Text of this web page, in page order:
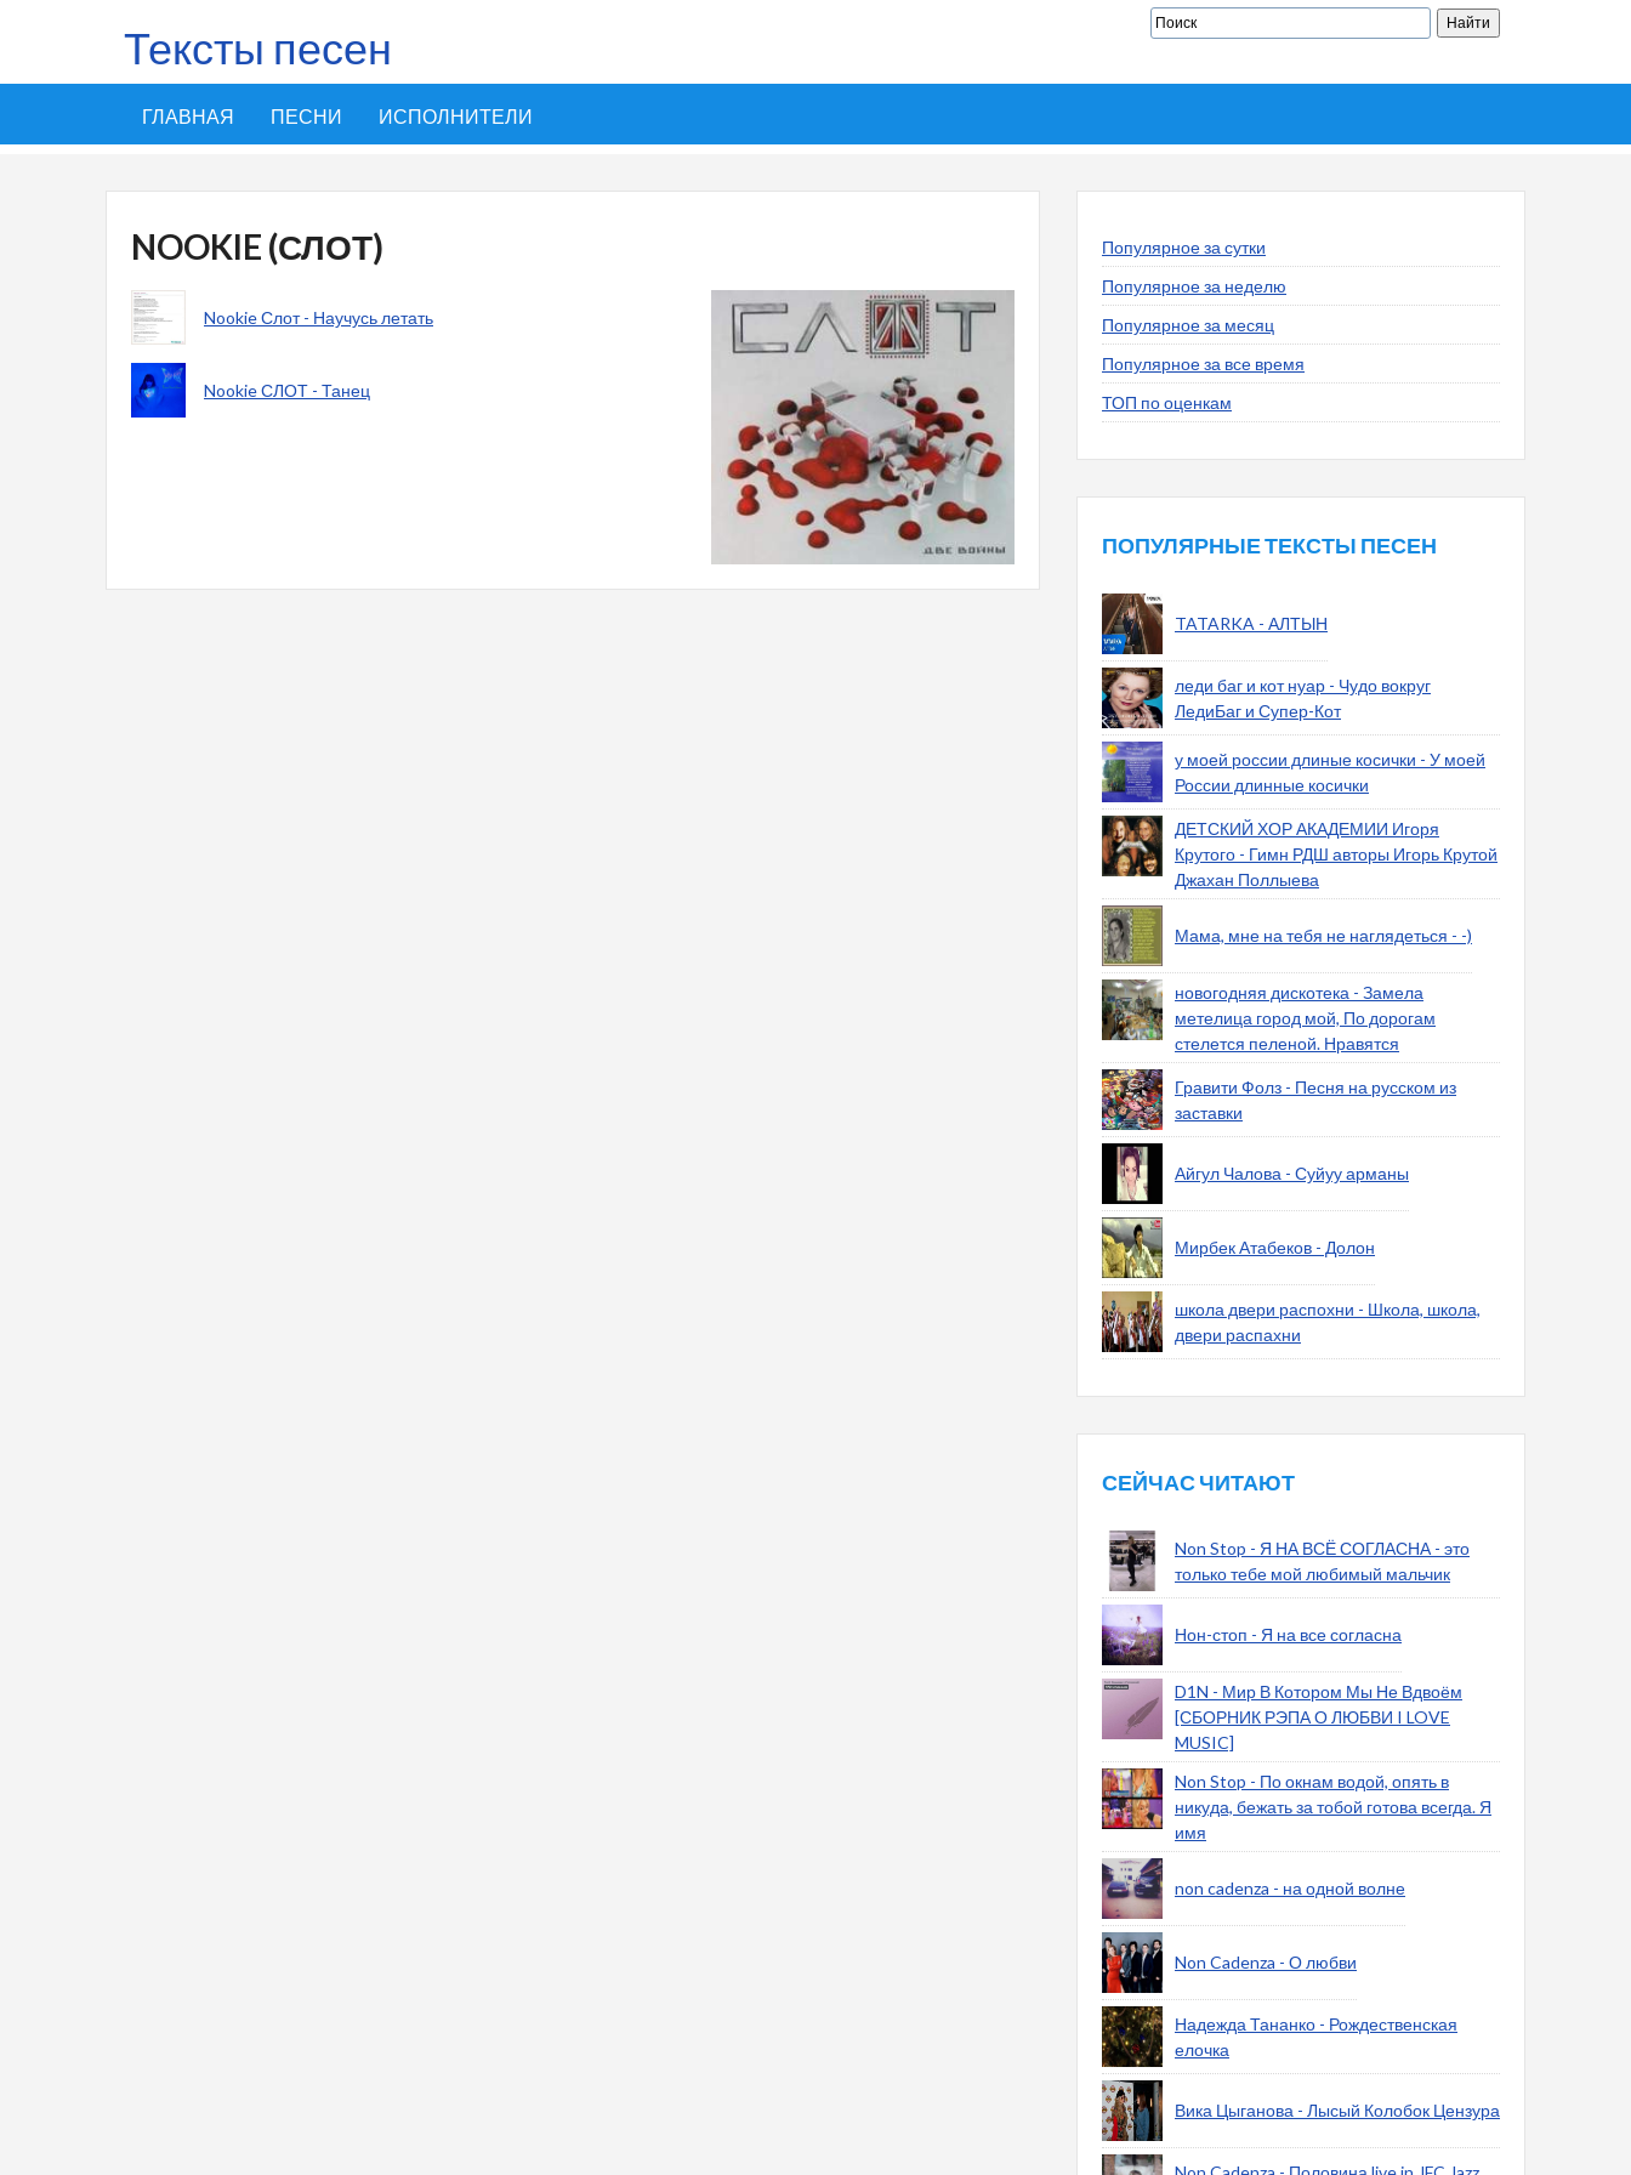
Тексты песен
ГЛАВНАЯ ПЕСНИ ИСПОЛНИТЕЛИ
NOOKIE (СЛОТ)
Nookie Слот - Научусь летать
Nookie СЛОТ - Танец
Популярное за сутки
Популярное за неделю
Популярное за месяц
Популярное за все время
ТОП по оценкам
ПОПУЛЯРНЫЕ ТЕКСТЫ ПЕСЕН
TATARKA - АЛТЫН
леди баг и кот нуар - Чудо вокруг
ЛедиБаг и Супер-Кот
у моей россии длиные косички - У моей
России длинные косички
ДЕТСКИЙ ХОР АКАДЕМИИ Игоря
Крутого - Гимн РДШ авторы Игорь Крутой
Джахан Поллыева
Мама, мне на тебя не наглядеться - -)
новогодняя дискотека - Замела
метелица город мой, По дорогам
стелется пеленой. Нравятся
Гравити Фолз - Песня на русском из
заставки
Айгул Чалова - Суйуу арманы
Мирбек Атабеков - Долон
школа двери распохни - Школа, школа,
двери распахни
СЕЙЧАС ЧИТАЮТ
Non Stop - Я НА ВСЁ СОГЛАСНА - это
только тебе мой любимый мальчик
Нон-стоп - Я на все согласна
D1N - Мир В Котором Мы Не Вдвоём
[СБОРНИК РЭПА О ЛЮБВИ I LOVE
MUSIC]
Non Stop - По окнам водой, опять в
никуда, бежать за тобой готова всегда. Я
имя
non cadenza - на одной волне
Non Cadenza - О любви
Надежда Тананко - Рождественская
елочка
Вика Цыганова - Лысый Колобок Цензура